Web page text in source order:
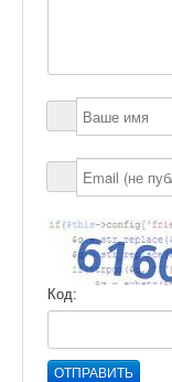
Код:
ОТПРАВИТЬ